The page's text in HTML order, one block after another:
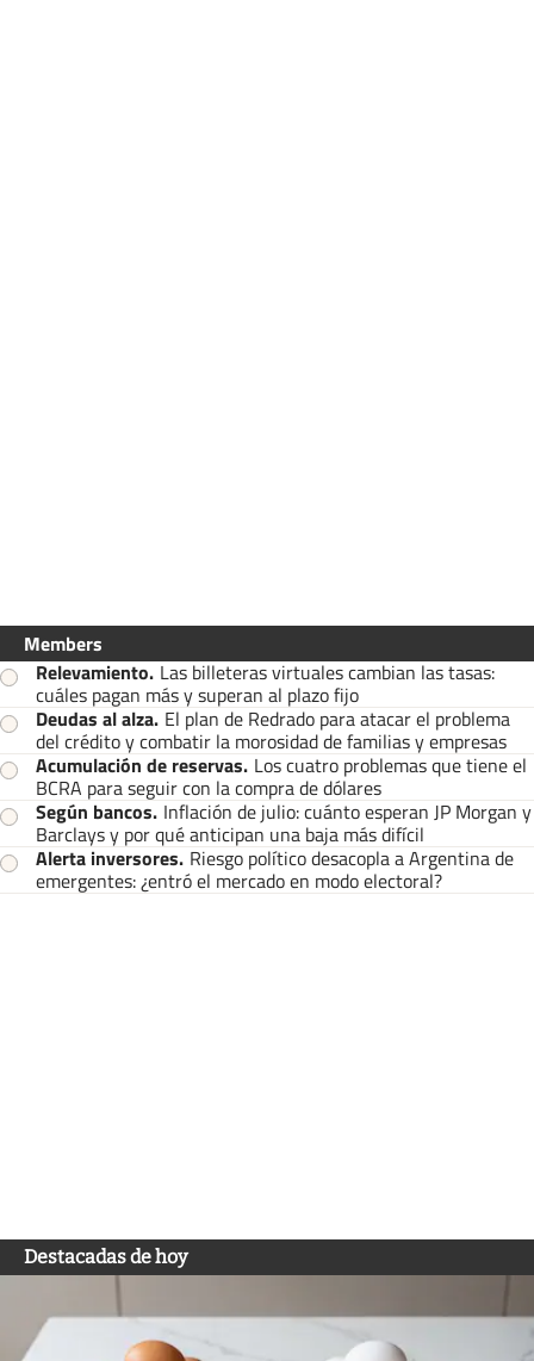
Members
Relevamiento. Las billeteras virtuales cambian las tasas:
cuáles pagan más y superan al plazo fijo
Deudas al alza. El plan de Redrado para atacar el problema
del crédito y combatir la morosidad de familias y empresas
Acumulación de reservas. Los cuatro problemas que tiene el
BCRA para seguir con la compra de dólares
Según bancos. Inflación de julio: cuánto esperan JP Morgan y
Barclays y por qué anticipan una baja más difícil
Alerta inversores. Riesgo político desacopla a Argentina de
emergentes: ¿entró el mercado en modo electoral?
Destacadas de hoy